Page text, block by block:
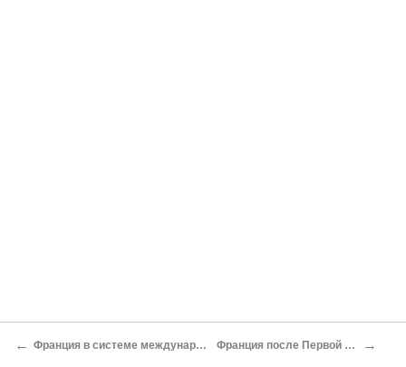
← Франция в системе международных отношений Франция после Первой мировой войны →